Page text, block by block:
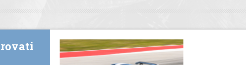
Sport &
fitness